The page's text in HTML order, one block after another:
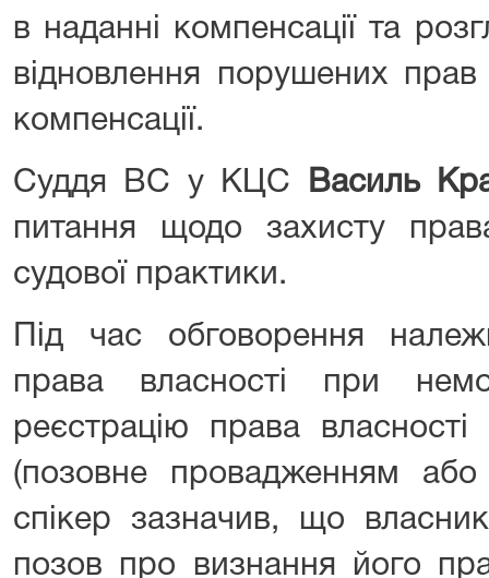
в наданні компенсації та
відновлення порушених прав
компенсації.
Суддя ВС у КЦС Василь
питання щодо захисту
судової практики.
Під час обговорення
права власності при
реєстрацію права
(позовне провадженням
спікер зазначив, що
позов про визнання його